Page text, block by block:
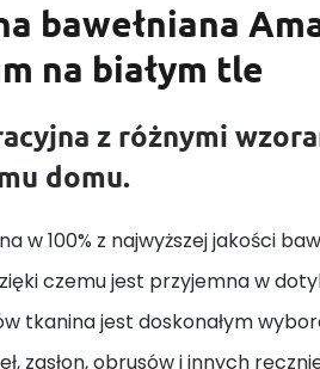
bawełniana
na białym tle
z różnymi
domu.
w 100% z najwyższej jakości
czemu jest przyjemna w
tkanina jest doskonałym
zasłon, obrusów i innych